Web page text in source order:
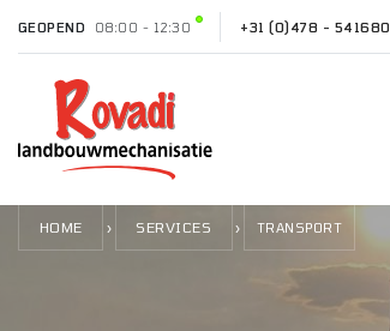
GEOPEND 08:00 - 12:30 +31 (0)478 - 541680
HOME › SERVICES › TRANSPORT